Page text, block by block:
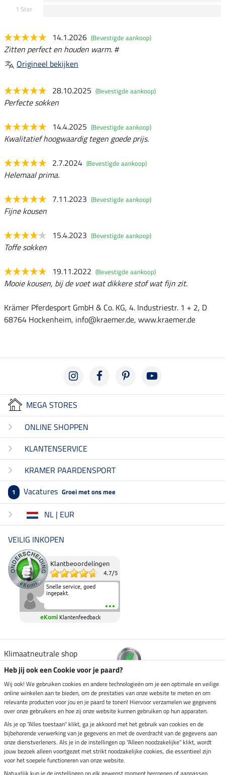
1 Ster
14.1.2026 (Bevestigde aankoop)
Zitten perfect en houden warm. #
Origineel bekijken
28.10.2025 (Bevestigde aankoop)
Perfecte sokken
14.4.2025 (Bevestigde aankoop)
Kwalitatief hoogwaardig tegen goede prijs.
2.7.2024 (Bevestigde aankoop)
Helemaal prima.
7.11.2023 (Bevestigde aankoop)
Fijne kousen
15.4.2023 (Bevestigde aankoop)
Toffe sokken
19.11.2022 (Bevestigde aankoop)
Mooie kousen, bij de voet wat dikkere stof wat fijn zit.
Krämer Pferdesport GmbH & Co. KG, 4. Industriestr. 1 + 2, D
68764 Hockenheim, info@kraemer.de, www.kraemer.de
MEGA STORES
ONLINE SHOPPEN
KLANTENSERVICE
KRAMER PAARDENSPORT
1 Vacatures Groei met ons mee
NL | EUR
VEILIG INKOPEN
Klantbeoordelingen
4.7/5
Snelle service, goed
ingepakt.
eKomi Klantenfeedback
Klimaatneutrale shop
Verzending per
Veilig betalen met
Impressum
Heb jij ook een Cookie voor je paard?
Wij ook! We gebruiken cookies en andere technologieën om je een optimale en veilige
online winkelen aan te bieden, om de prestaties van onze website te meten en om
relevante producten voor jou en je paard te tonen! Hiervoor verzamelen we gegevens
over onze gebruikers en hoe zij onze website kunnen gebruiken op hun apparaten.
Als je op "Alles toestaan" klikt, ga je akkoord met het gebruik van cookies en de
bijbehorende verwerking van je gegevens en met de overdracht van de gegevens aan
onze dienstverleners. Als je in de instellingen op "Alleen noodzakelijke" klikt, wordt
jouw bezoek alleen voortgezet met strikt noodzakelijke cookies, die essentieel zijn
voor het soepele functioneren van onze website.